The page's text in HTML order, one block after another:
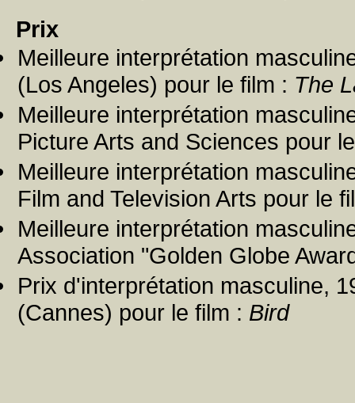
Prix
Meilleure interprétation
(Los Angeles) pour le film : The
Meilleure interprétation
Picture Arts and Sciences pour
Meilleure interprétation
Film and Television Arts pour le
Meilleure interprétation
Association "Golden Globe
Prix d'interprétation masculine,
(Cannes) pour le film : Bird